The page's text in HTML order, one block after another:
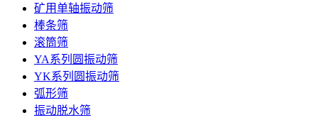
矿用单轴振动筛
棒条筛
滚筒筛
YA系列圆振动筛
YK系列圆振动筛
弧形筛
振动脱水筛